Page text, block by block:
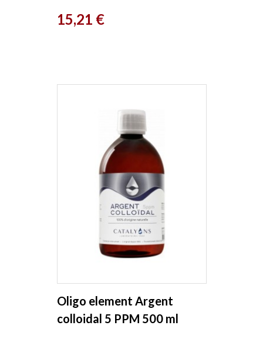
Prix
15,21 €
Oligo element Argent
colloidal 5 PPM 500 ml